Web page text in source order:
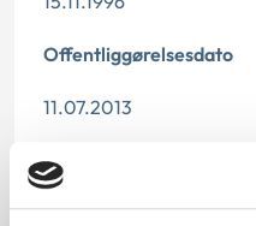
Offentliggørelsesdato
11.07.2013
Paragraf
§ 26 § 5 § 11 § 1